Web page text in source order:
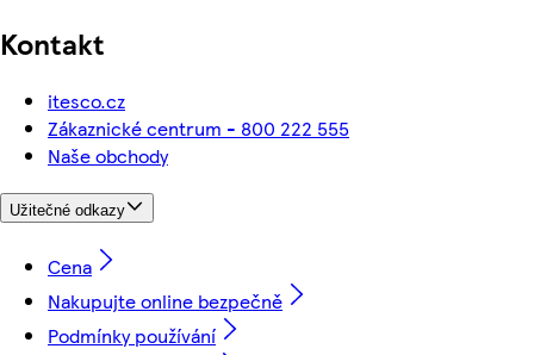
Kontakt
itesco.cz
Zákaznické centrum - 800 222 555
Naše obchody
Užitečné odkazy
Cena
Nakupujte online bezpečně
Podmínky používání